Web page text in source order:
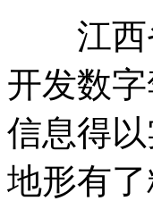
江西省
开发数
信息得
地形有了